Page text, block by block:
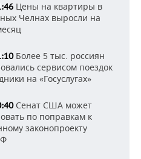
Цены на квартиры в
Челнах выросли на
Более 5 тыс. россиян
сервисом поездок
на «Госуслугах»
Сенат США может
по поправкам к
законопроекту